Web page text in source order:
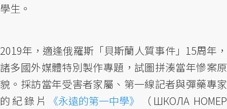
學生。
2019年，適逢俄羅斯「貝斯蘭人質事件」15周年，
諸多國外媒體特別製作專題，試圖拼湊當年慘案原
貌。採訪當年受害者家屬、第一線記者與彈藥專家
的紀錄片
《永遠的第一中學》
（ШКОЛА НОМЕР